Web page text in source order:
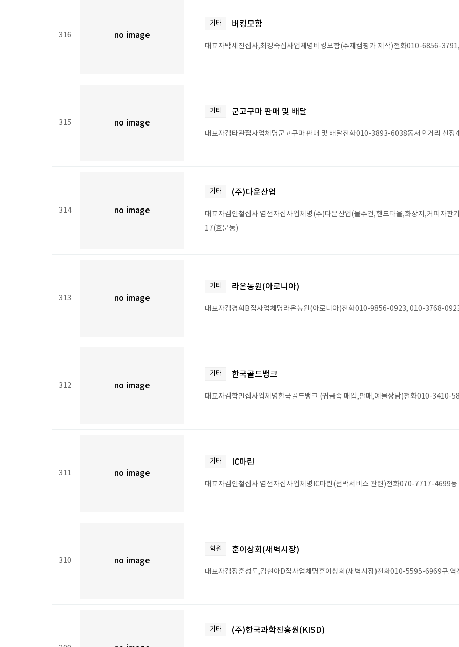
316 no image
기타 버킹모함
대표자박세진집사,최경숙집사업체명버킹모함(수제캠핑카 제작)전화010-6856-
315 no image
기타 군고구마 판매 및 배달
대표자김타관집사업체명군고구마 판매 및 배달전화010-3893-6038동서오거리 신정
314 no image
기타 (주)다운산업
대표자김인철집사 염선자집사업체명(주)다운산업(물수건,핸드타올,화장지,커피자
17(효문동)
313 no image
기타 라온농원(아로니아)
대표자김경희B집사업체명라온농원(아로니아)전화010-9856-0923, 010-3768-
312 no image
기타 한국골드뱅크
대표자김학민집사업체명한국골드뱅크 (귀금속 매입,판매,예물상담)전화010-3410-
311 no image
기타 IC마린
대표자김인철집사 염선자집사업체명IC마린(선박서비스 관련)전화070-7717-4699
310 no image
학원 훈이상회(새벽시장)
대표자김정훈성도,김현아D집사업체명훈이상회(새벽시장)전화010-5595-6969구.역
기타 (주)한국과학진흥원(KISD)